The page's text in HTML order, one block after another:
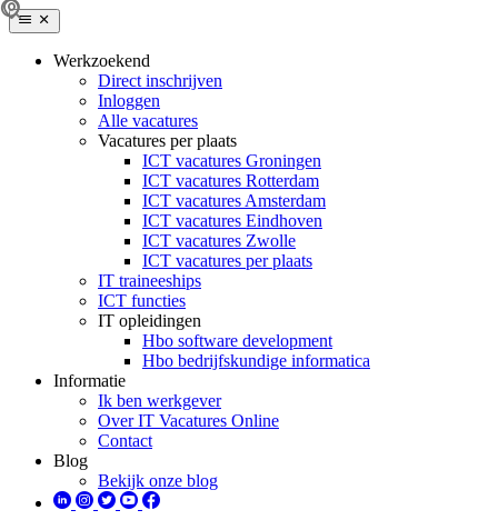
Werkzoekend
Direct inschrijven
Inloggen
Alle vacatures
Vacatures per plaats
ICT vacatures Groningen
ICT vacatures Rotterdam
ICT vacatures Amsterdam
ICT vacatures Eindhoven
ICT vacatures Zwolle
ICT vacatures per plaats
IT traineeships
ICT functies
IT opleidingen
Hbo software development
Hbo bedrijfskundige informatica
Informatie
Ik ben werkgever
Over IT Vacatures Online
Contact
Blog
Bekijk onze blog